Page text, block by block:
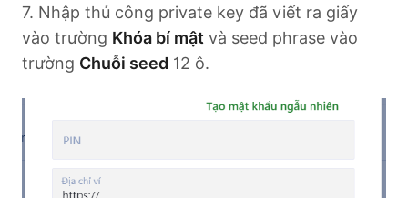
7. Nhập thủ công private key đã viết ra giấy
vào trường Khóa bí mật và seed phrase vào
trường Chuỗi seed 12 ô.